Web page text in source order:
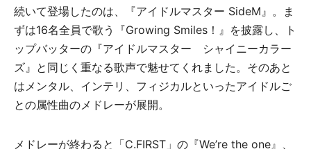
続いて登場したのは、『アイドルマスター SideM』。ま
ずは16名全員で歌う『Growing Smiles！』を披露し、ト
ップバッターの『アイドルマスター シャイニーカラー
ズ』と同じく重なる歌声で魅せてくれました。そのあと
はメンタル、インテリ、フィジカルといったアイドルご
との属性曲のメドレーが展開。
メドレーが終わると「C.FIRST」の『We’re the one』、